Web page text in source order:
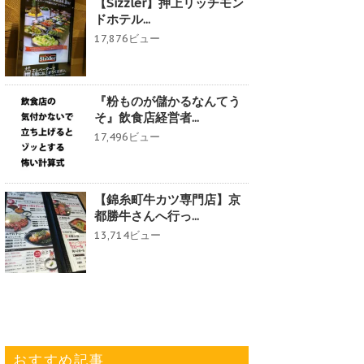
ドホテル...
17,876ビュー
『粉ものが儲かるなんてう
そ』飲食店経営者...
17,496ビュー
【錦糸町牛カツ専門店】京
都勝牛さんへ行っ...
13,714ビュー
おすすめ記事